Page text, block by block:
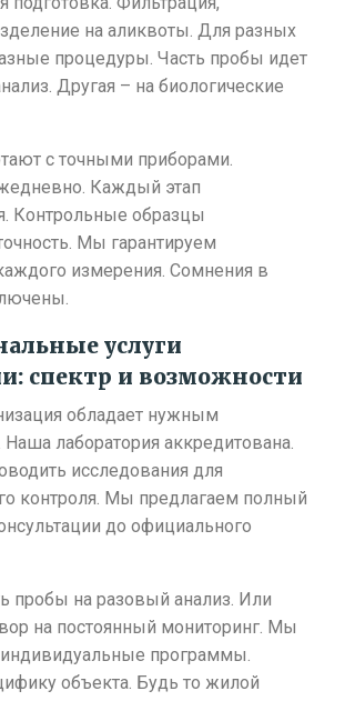
на аликвоты. Для разных
процедуры. Часть пробы идет
Другая – на биологические
с точными приборами.
Каждый этап
Контрольные образцы
Мы гарантируем
измерения. Сомнения в
услуги
спектр и возможности
обладает нужным
лаборатория аккредитована.
исследования для
контроля. Мы предлагаем полный
до официального
пробы на разовый анализ. Или
на постоянный мониторинг. Мы
программы.
объекта. Будь то жилой